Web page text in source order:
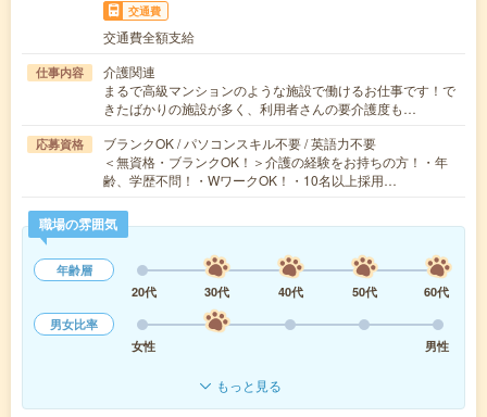
交通費
交通費全額支給
仕事内容
介護関連
まるで高級マンションのような施設で働けるお仕事です！で
きたばかりの施設が多く、利用者さんの要介護度も…
応募資格
ブランクOK / パソコンスキル不要 / 英語力不要
＜無資格・ブランクOK！＞介護の経験をお持ちの方！・年
齢、学歴不問！・WワークOK！・10名以上採用…
職場の雰囲気
年齢層
20代
30代 40代 50代
60代
男女比率
女性
男性
もっと見る